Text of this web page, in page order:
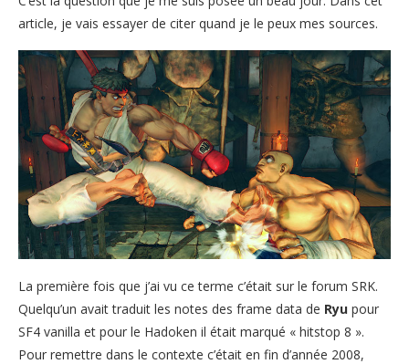
article, je vais essayer de citer quand je le peux mes sources.
La première fois que j’ai vu ce terme c’était sur le forum SRK.
Quelqu’un avait traduit les notes des frame data de Ryu pour
SF4 vanilla et pour le Hadoken il était marqué « hitstop 8 ».
Pour remettre dans le contexte c’était en fin d’année 2008,